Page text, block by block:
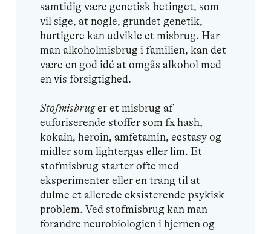
samtidig være genetisk betinget, som
vil sige, at nogle, grundet genetik,
hurtigere kan udvikle et misbrug. Har
man alkoholmisbrug i familien, kan det
være en god idé at omgås alkohol med
en vis forsigtighed.
Stofmisbruger et misbrug af
euforiserende stoffer som fx hash,
kokain, heroin, amfetamin, ecstasy og
midler som lightergas eller lim. Et
stofmisbrug starter ofte med
eksperimenter eller en trang til at
dulme et allerede eksisterende psykisk
problem. Ved stofmisbrug kan man
forandre neurobiologien i hjernen og